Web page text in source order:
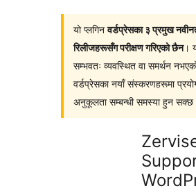
यो प्लगिनवर्डप्रेसका ३ प्रमुख
रिलीजहरूसँग परीक्षण गरिएको छैन।
सम्भवतः व्यवस्थित वा समर्थन
वर्डप्रेसका नयाँ संस्करणहरूमा प्रयोग
अनुकूलता सम्बन्धी समस्या हुन